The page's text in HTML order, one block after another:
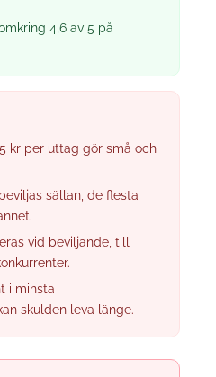
4,6 av 5 på
kr per uttag gör små och
sällan, de flesta
vid beviljande, till
i minsta
skulden leva länge.